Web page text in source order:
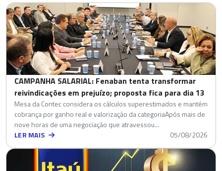
CAMPANHA SALARIAL: Fenaban tenta transformar
reivindicações em prejuízo; proposta fica para dia 13
Mesa da Contec considera os cálculos superestimados e mantém
cobrança por ganho real e valorização da categoriaApós mais de
nove horas de uma negociação que atravessou...
LER MAIS
05/08/2026